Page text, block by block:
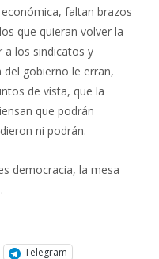
faltan brazos
que quieran volver la
a los sindicatos y
gobierno le erran,
de vista, que la
que podrán
ni podrán.
democracia, la mesa
Telegram